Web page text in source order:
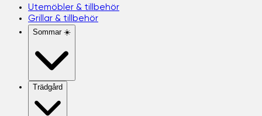
Utemöbler & tillbehör
Grillar & tillbehör
Sommar ☀️
Trädgård